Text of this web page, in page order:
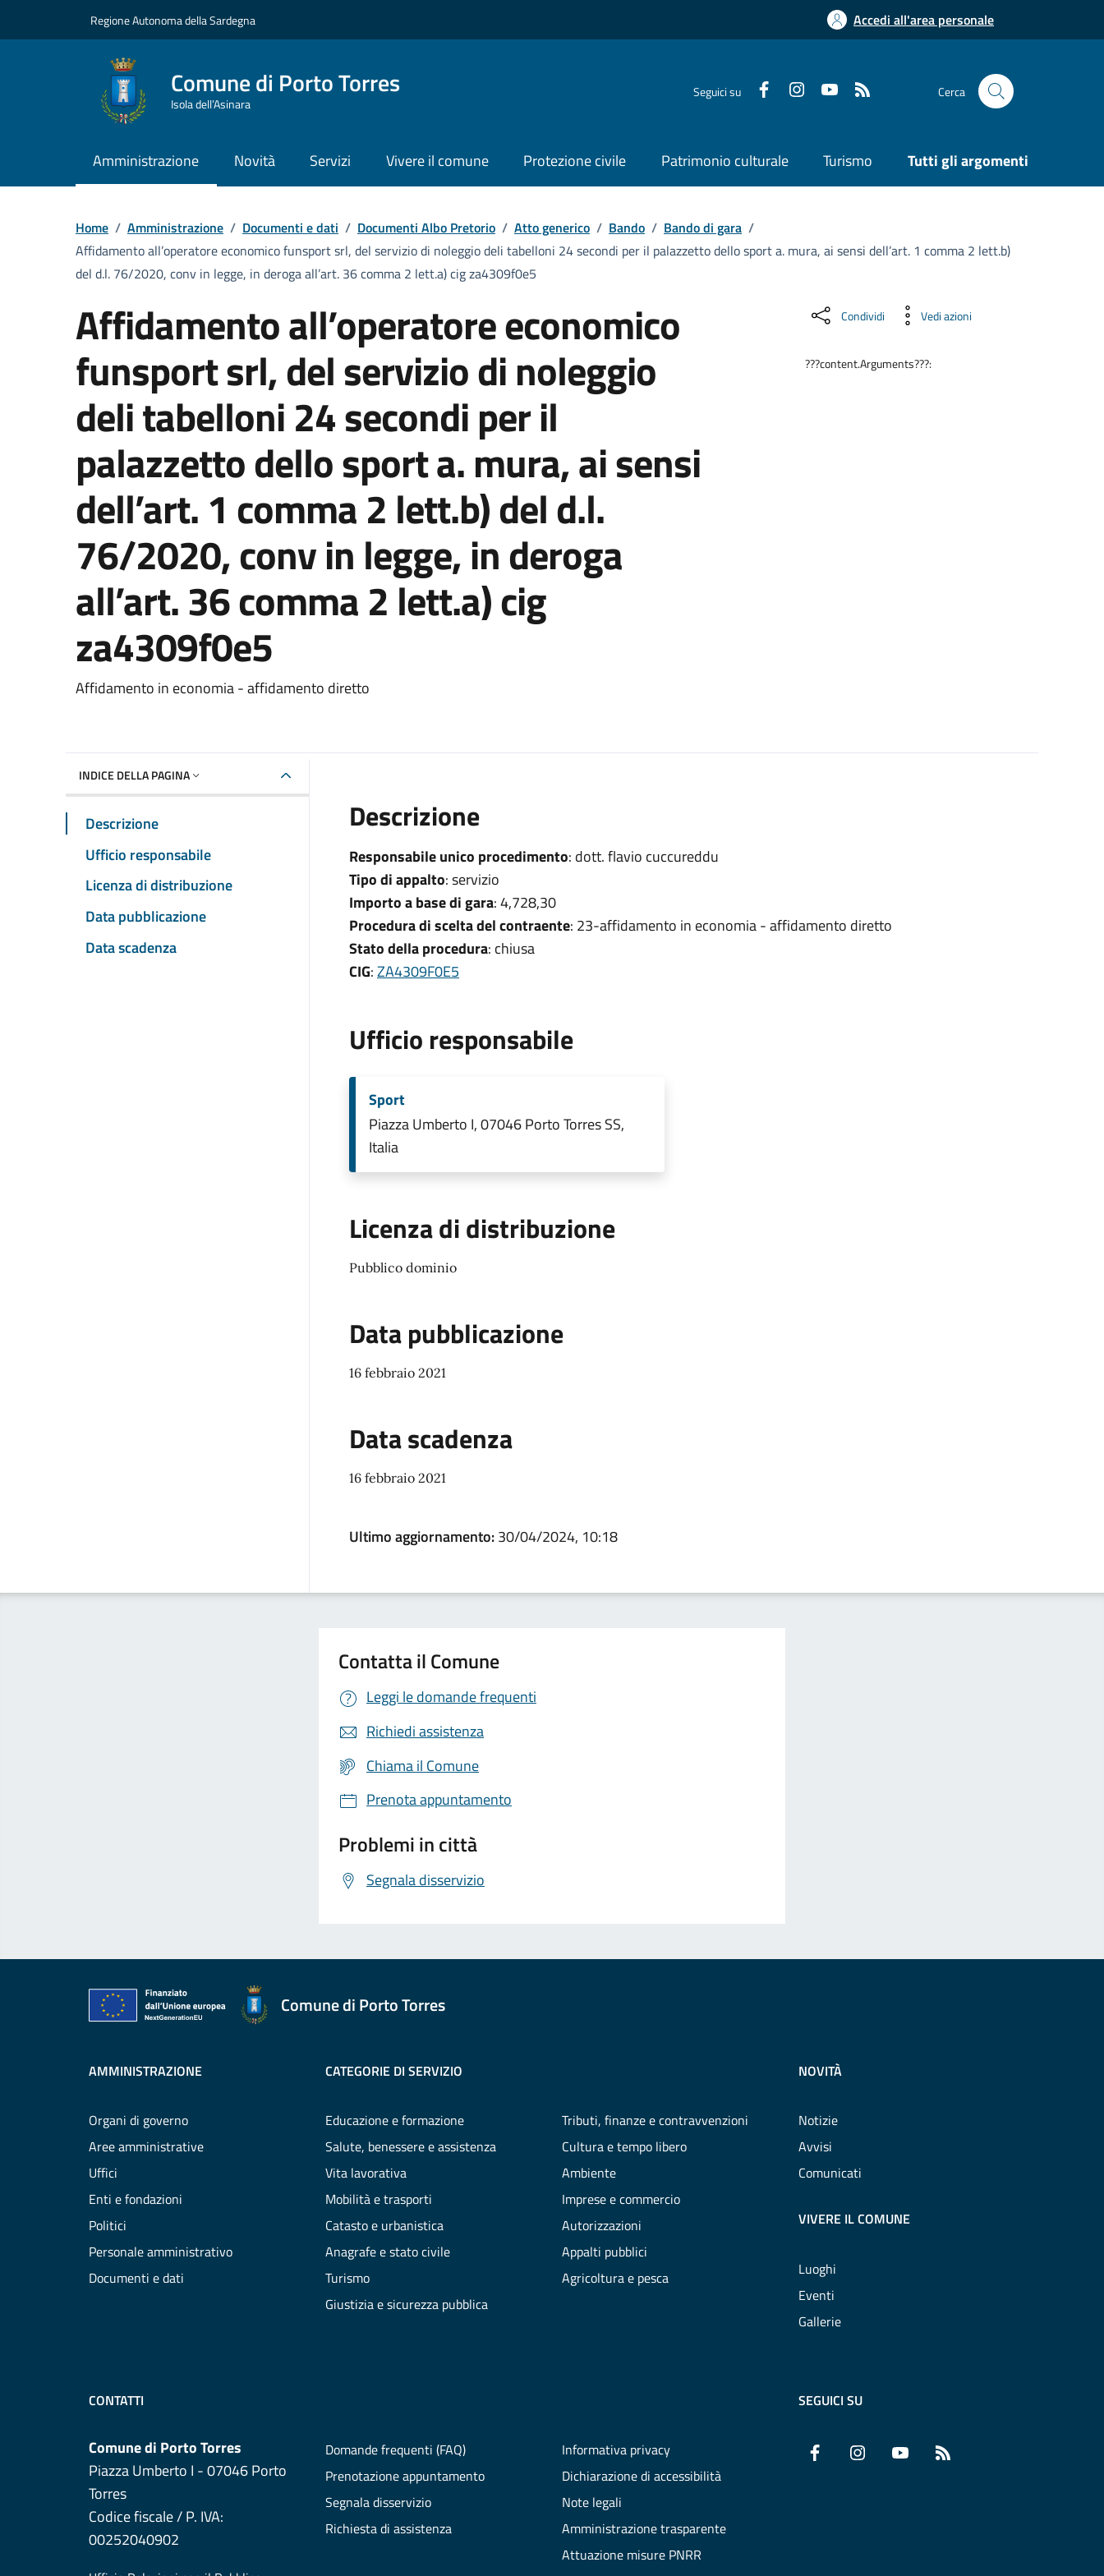
Regione Autonoma della Sardegna Accedi all'area personale
Comune di Porto Torres
Isola dell’Asinara
Seguici su Cerca
Amministrazione Novità Servizi Vivere il comune Protezione civile Patrimonio culturale Turismo Tutti gli argomenti
Home / Amministrazione / Documenti e dati / Documenti Albo Pretorio / Atto generico / Bando / Bando di gara /
Affidamento all’operatore economico funsport srl, del servizio di noleggio deli tabelloni 24 secondi per il palazzetto dello sport a. mura, ai sensi dell’art. 1 comma 2 lett.b)
del d.l. 76/2020, conv in legge, in deroga all’art. 36 comma 2 lett.a) cig za4309f0e5
Affidamento all’operatore economico
funsport srl, del servizio di noleggio
deli tabelloni 24 secondi per il
palazzetto dello sport a. mura, ai sensi
dell’art. 1 comma 2 lett.b) del d.l.
76/2020, conv in legge, in deroga
all’art. 36 comma 2 lett.a) cig
za4309f0e5
Dettaglio del documento
Affidamento in economia - affidamento diretto
Condividi Vedi azioni
???content.Arguments???:
INDICE DELLA PAGINA
Descrizione
Ufficio responsabile
Licenza di distribuzione
Data pubblicazione
Data scadenza
Descrizione
Responsabile unico procedimento: dott. flavio cuccureddu
Tipo di appalto: servizio
Importo a base di gara: 4,728,30
Procedura di scelta del contraente: 23-affidamento in economia - affidamento diretto
Stato della procedura: chiusa
CIG:ZA4309F0E5
Ufficio responsabile
Sport
Piazza Umberto I, 07046 Porto Torres SS,
Italia
Licenza di distribuzione
Pubblico dominio
Data pubblicazione
16 febbraio 2021
Data scadenza
16 febbraio 2021
Ultimo aggiornamento:30/04/2024, 10:18
Contatta il Comune
Leggi le domande frequenti
Richiedi assistenza
Chiama il Comune
Prenota appuntamento
Problemi in città
Segnala disservizio
Comune di Porto Torres
AMMINISTRAZIONE
Organi di governo
Aree amministrative
Uffici
Enti e fondazioni
Politici
Personale amministrativo
Documenti e dati
CATEGORIE DI SERVIZIO
Educazione e formazione
Salute, benessere e assistenza
Vita lavorativa
Mobilità e trasporti
Catasto e urbanistica
Anagrafe e stato civile
Turismo
Giustizia e sicurezza pubblica
Tributi, finanze e contravvenzioni
Cultura e tempo libero
Ambiente
Imprese e commercio
Autorizzazioni
Appalti pubblici
Agricoltura e pesca
NOVITÀ
Notizie
Avvisi
Comunicati
VIVERE IL COMUNE
Luoghi
Eventi
Gallerie
CONTATTI
Comune di Porto Torres
Piazza Umberto I - 07046 Porto
Torres
Codice fiscale / P. IVA:
00252040902
Domande frequenti (FAQ)
Prenotazione appuntamento
Segnala disservizio
Richiesta di assistenza
Informativa privacy
Dichiarazione di accessibilità
Note legali
Amministrazione trasparente
Attuazione misure PNRR
SEGUICI SU
Facebook InstagramYouTube